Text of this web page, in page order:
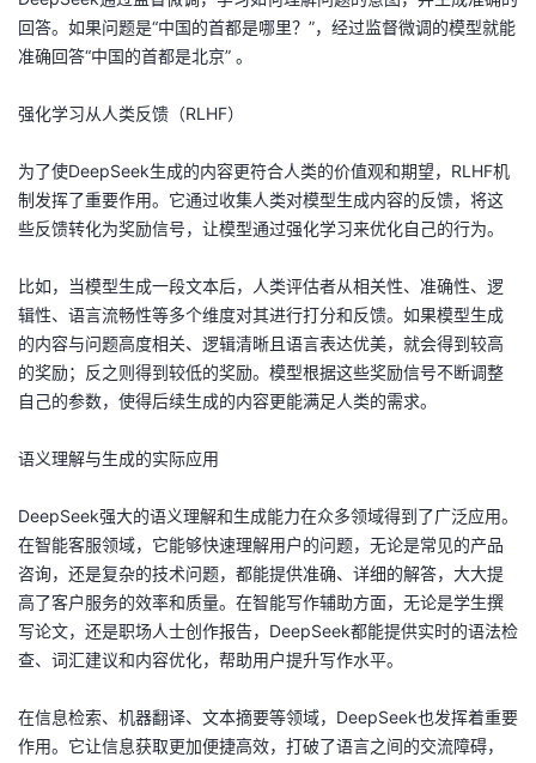
回答。如果问题是“中国的首都是哪里？”，经过监督微调的模型就能
准确回答“中国的首都是北京” 。
强化学习从人类反馈（RLHF）
为了使DeepSeek生成的内容更符合人类的价值观和期望，RLHF机
制发挥了重要作用。它通过收集人类对模型生成内容的反馈，将这
些反馈转化为奖励信号，让模型通过强化学习来优化自己的行为。
比如，当模型生成一段文本后，人类评估者从相关性、准确性、逻
辑性、语言流畅性等多个维度对其进行打分和反馈。如果模型生成
的内容与问题高度相关、逻辑清晰且语言表达优美，就会得到较高
的奖励；反之则得到较低的奖励。模型根据这些奖励信号不断调整
自己的参数，使得后续生成的内容更能满足人类的需求。
语义理解与生成的实际应用
DeepSeek强大的语义理解和生成能力在众多领域得到了广泛应用。
在智能客服领域，它能够快速理解用户的问题，无论是常见的产品
咨询，还是复杂的技术问题，都能提供准确、详细的解答，大大提
高了客户服务的效率和质量。在智能写作辅助方面，无论是学生撰
写论文，还是职场人士创作报告，DeepSeek都能提供实时的语法检
查、词汇建议和内容优化，帮助用户提升写作水平。
在信息检索、机器翻译、文本摘要等领域，DeepSeek也发挥着重要
作用。它让信息获取更加便捷高效，打破了语言之间的交流障碍，